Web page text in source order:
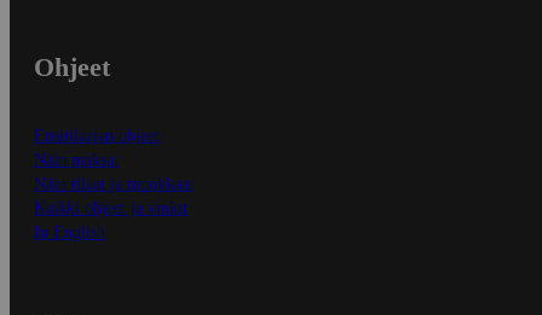
Ohjeet
Ensitilaajan ohjeet
Näin maksat
Näin tilaat ja muokkaat
Kaikki ohjeet ja vinkit
In English